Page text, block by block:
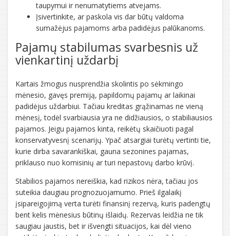
taupymui ir nenumatytiems atvejams.
Įsivertinkite, ar paskola vis dar būtų valdoma
sumažėjus pajamoms arba padidėjus palūkanoms.
Pajamų stabilumas svarbesnis už
vienkartinį uždarbį
Kartais žmogus nusprendžia skolintis po sėkmingo
mėnesio, gavęs premiją, papildomų pajamų ar laikinai
padidėjus uždarbiui. Tačiau kreditas grąžinamas ne vieną
mėnesį, todėl svarbiausia yra ne didžiausios, o stabiliausios
pajamos. Jeigu pajamos kinta, reikėtų skaičiuoti pagal
konservatyvesnį scenarijų. Ypač atsargiai turėtų vertinti tie,
kurie dirba savarankiškai, gauna sezonines pajamas,
priklauso nuo komisinių ar turi nepastovų darbo krūvį.
Stabilios pajamos nereiškia, kad rizikos nėra, tačiau jos
suteikia daugiau prognozuojamumo. Prieš ilgalaikį
įsipareigojimą verta turėti finansinį rezervą, kuris padengtų
bent kelis mėnesius būtinų išlaidų. Rezervas leidžia ne tik
saugiau jaustis, bet ir išvengti situacijos, kai dėl vieno